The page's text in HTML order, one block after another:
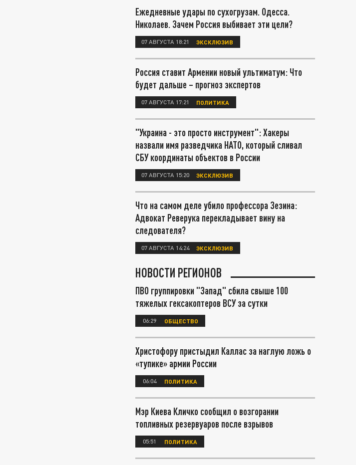
Ежедневные удары по сухогрузам. Одесса.
Николаев. Зачем Россия выбивает эти цели?
07 АВГУСТА 18:21 ЭКСКЛЮЗИВ
Россия ставит Армении новый ультиматум: Что
будет дальше – прогноз экспертов
07 АВГУСТА 17:21 ПОЛИТИКА
"Украина - это просто инструмент": Хакеры
назвали имя разведчика НАТО, который сливал
СБУ координаты объектов в России
07 АВГУСТА 15:20 ЭКСКЛЮЗИВ
Что на самом деле убило профессора Зезина:
Адвокат Реверука перекладывает вину на
следователя?
07 АВГУСТА 14:24 ЭКСКЛЮЗИВ
НОВОСТИ РЕГИОНОВ
ПВО группировки "Запад" сбила свыше 100
тяжелых гексакоптеров ВСУ за сутки
06:29 ОБЩЕСТВО
Христофору пристыдил Каллас за наглую ложь о
«тупике» армии России
06:04 ПОЛИТИКА
Мэр Киева Кличко сообщил о возгорании
топливных резервуаров после взрывов
05:51 ПОЛИТИКА